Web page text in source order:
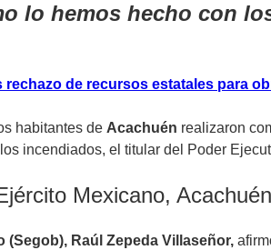
lo hemos hecho con
de recursos estatales para
habitantes de Acachuén realizaron
incendiados, el titular del Poder
Mexicano,
(Segob), Raúl Zepeda Villaseñor,